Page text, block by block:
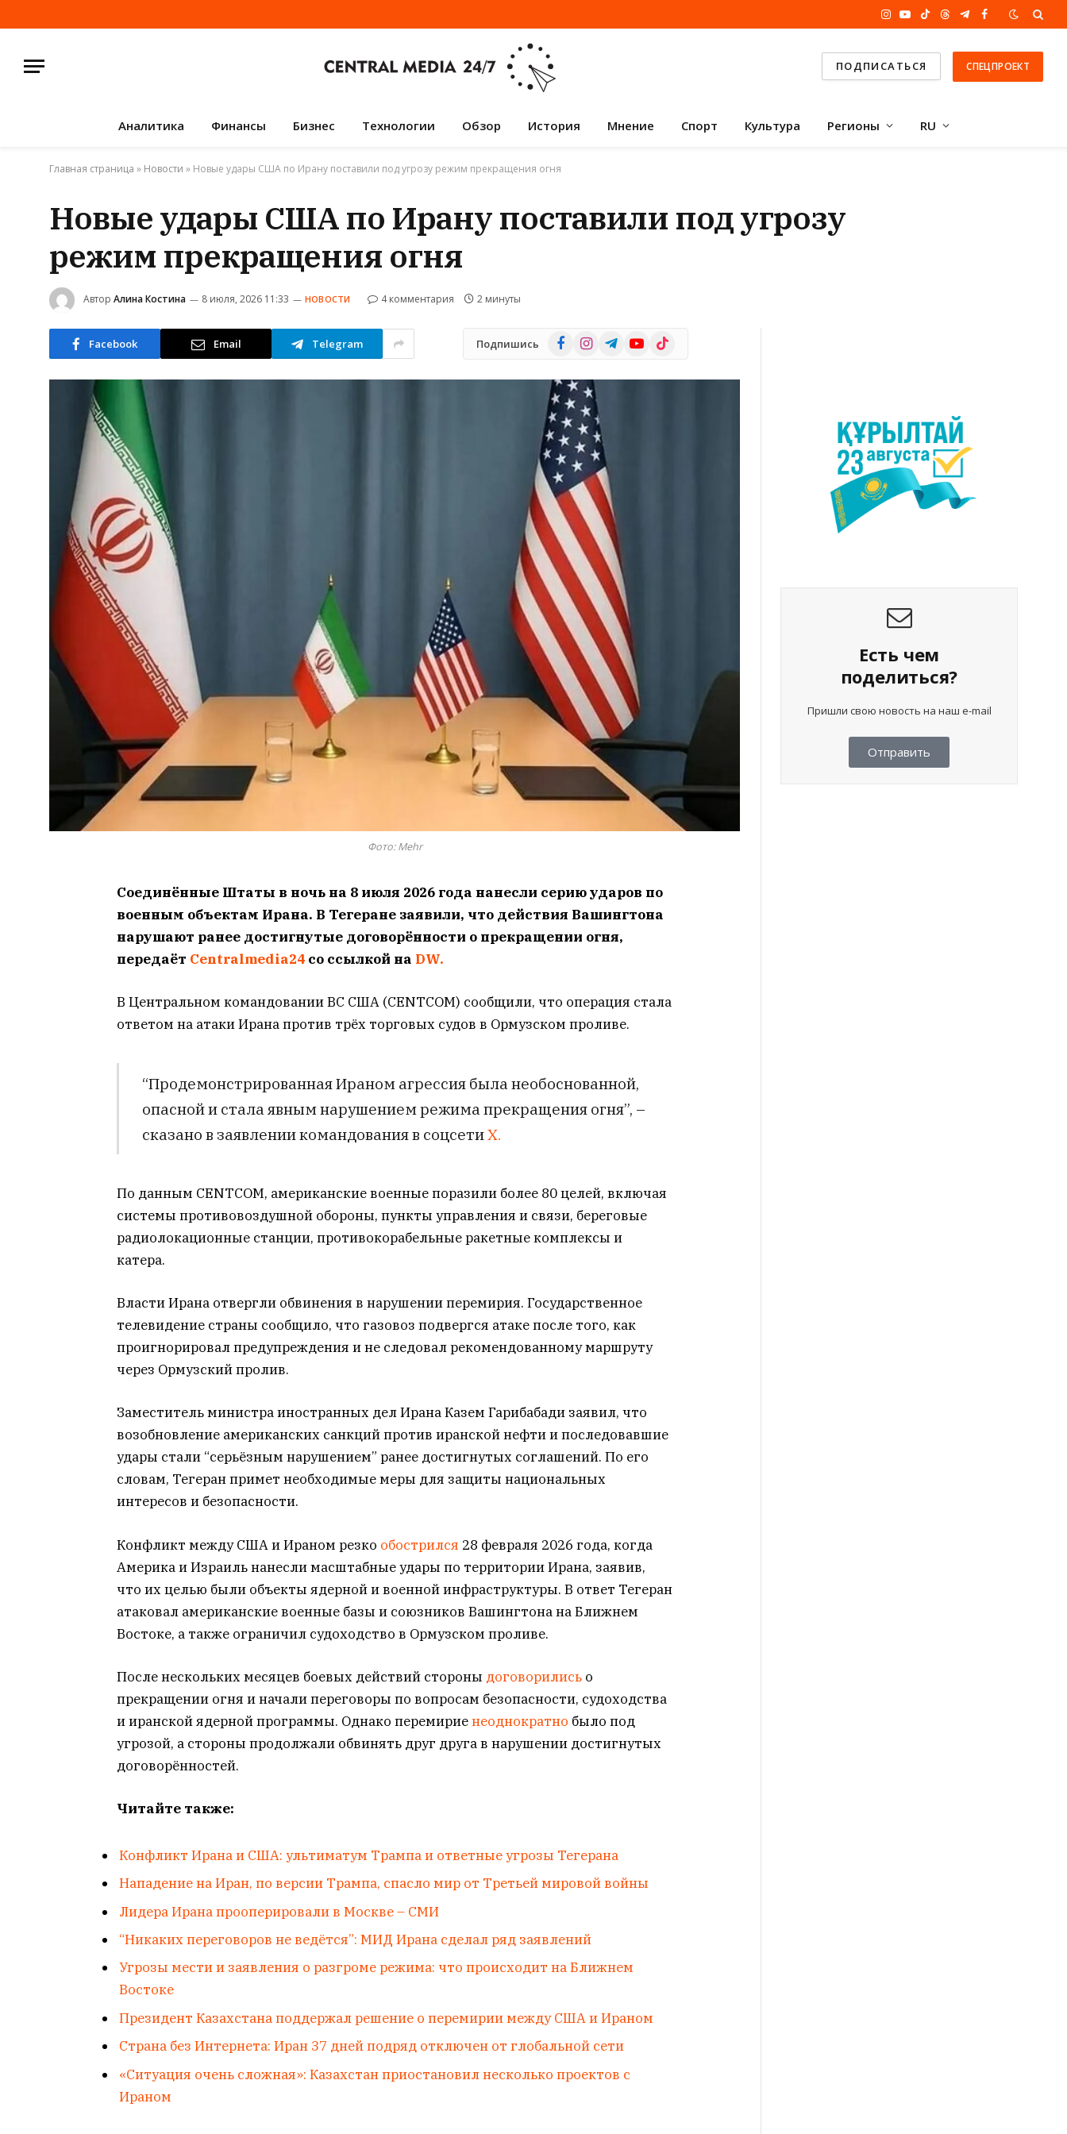
Instagram
YouTube
TikTokThreadsTelegram
Facebook
ПОДПИСАТЬСЯ СПЕЦПРОЕКТ
Аналитика Финансы Бизнес Технологии Обзор История Мнение Спорт Культура Регионы RU
Главная страница » Новости » Новые удары США по Ирану поставили под угрозу режим прекращения огня
Новые удары США по Ирану поставили под угрозу
режим прекращения огня
Автор Алина Костина 8 июля, 2026 11:33 НОВОСТИ 4 комментария 2 минуты
Facebook Email Telegram Подпишись FacebookInstagramTelegramYouTube
TikTok
Фото: Mehr
Соединённые Штаты в ночь на 8 июля 2026 года нанесли серию ударов по
военным объектам Ирана. В Тегеране заявили, что действия Вашингтона
нарушают ранее достигнутые договорённости о прекращении огня,
передаёт Centralmedia24 со ссылкой на DW.
В Центральном командовании ВС США (CENTCOM) сообщили, что операция стала
ответом на атаки Ирана против трёх торговых судов в Ормузском проливе.
“Продемонстрированная Ираном агрессия была необоснованной,
опасной и стала явным нарушением режима прекращения огня”, –
сказано в заявлении командования в соцсетиX.
По данным CENTCOM, американские военные поразили более 80 целей, включая
системы противовоздушной обороны, пункты управления и связи, береговые
радиолокационные станции, противокорабельные ракетные комплексы и
катера.
Власти Ирана отвергли обвинения в нарушении перемирия. Государственное
телевидение страны сообщило, что газовоз подвергся атаке после того, как
проигнорировал предупреждения и не следовал рекомендованному маршруту
через Ормузский пролив.
Заместитель министра иностранных дел Ирана Казем Гарибабади заявил, что
возобновление американских санкций против иранской нефти и последовавшие
удары стали “серьёзным нарушением” ранее достигнутых соглашений. По его
словам, Тегеран примет необходимые меры для защиты национальных
интересов и безопасности.
Конфликт между США и Ираном резко обострился 28 февраля 2026 года, когда
Америка и Израиль нанесли масштабные удары по территории Ирана, заявив,
что их целью были объекты ядерной и военной инфраструктуры. В ответ Тегеран
атаковал американские военные базы и союзников Вашингтона на Ближнем
Востоке, а также ограничил судоходство в Ормузском проливе.
После нескольких месяцев боевых действий стороны договорились о
прекращении огня и начали переговоры по вопросам безопасности, судоходства
и иранской ядерной программы. Однако перемириенеоднократно было под
угрозой, а стороны продолжали обвинять друг друга в нарушении достигнутых
договорённостей.
Читайте также:
Конфликт Ирана и США: ультиматум Трампа и ответные угрозы Тегерана
Нападение на Иран, по версии Трампа, спасло мир от Третьей мировой войны
Лидера Ирана прооперировали в Москве – СМИ
“Никаких переговоров не ведётся”: МИД Ирана сделал ряд заявлений
Угрозы мести и заявления о разгроме режима: что происходит на Ближнем
Востоке
Президент Казахстана поддержал решение о перемирии между США и Ираном
Страна без Интернета: Иран 37 дней подряд отключен от глобальной сети
«Ситуация очень сложная»: Казахстан приостановил несколько проектов с
Ираном
Есть чем
поделиться?
Пришли свою новость на наш e-mail
Отправить